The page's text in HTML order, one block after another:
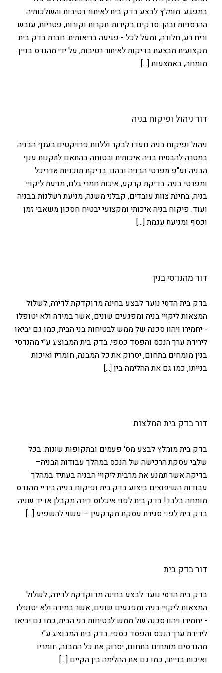
במפגע. מומלץ לבצע בדק בית לאיתור רטיבות והשלכותיה
ההרסניות ובהן: סדקים בקירות, תקרות וקורות, פטריות, עובש
וריח רע, חלודה, ומעל לכל - פגיעה בריאותית. חברת בדק בית
מקצועית מבצעת בדיקות לאיתור רטיבות, על ידי מהנדס בניין
מומחה, באמצעות [...]
דור ניהול ופיקוח בניה
ניהול ופיקוח בניה נועדו לבקר וללוות פרויקטים בענף הבניה
במטרה להבטיח בניה איכותית ובטוחה בהתאם לתקנות ענף
הבניה וע"פ מפרטי הבניה ובהם: בדיקת תוכניות אדריכל
ומפרטי בניה, בדיקת קרקע, איכות חמרי גלם, מניעת ליקויי
בניה, בחינת צוות עובדים, קבלני משנה, מניעת רשלנות בבניה
ועוד. פיקוח בניה איכותי ומקצועי יבטיח חסכון משאבי זמן
וכסף ומניעת עגמת [...]
דור מהנדסי בנין
בדק בית הדסי נועד לבצע בחינה מדוקדקת לדירה, לשלול
המצאות ליקויי בניה ומפגעים שונים, אשר במידה ולא יטופלו
- יחמירו ויהוו סכנה של ממש לבטיחות בני הבית, כמו גם יביאו
לירידת ערך הנכס והפסד כספי. בדק בית המבוצע ע"י מהנדסי
בנין מומחים בתחום, יסרוק את כל המבנה, חומריו ואיכות
בנייתו, כמו גם את ההלימה בין [...]
דור בדק בית המלצות
בדק בית מומלץ לבצע מס' פעמים ובתקופות שונות: בכל
שלבי עסקת הרכישה של הנכס במהלך עבודות הבניה–
בדיקה אשר תמנע את מרבית ליקויי הבניה בעתיד במהלך
עבודות השיפוצים ביצוע בדק בית ופיקוח בנייה בידיי מהנדס
מומחה בלבד! בדק בית לפני איכלוס דירה מקבלן או יד שניה
בדק בית לפני סגירת עסקת מקרקעין – עשוי להשפיע [...]
דור בדק בית
בדק בית הדסי נועד לבצע בחינה מדוקדקת לדירה, לשלול
המצאות ליקויי בניה ומפגעים שונים, אשר במידה ולא יטופלו
- יחמירו ויהוו סכנה של ממש לבטיחות בני הבית, כמו גם יביאו
לירידת ערך הנכס והפסד כספי. בדק בית המבוצע ע"י
מהנדסים מומחים בתחום, יסרוק את כל המבנה, חומריו
ואיכות בנייתו, כמו גם את ההלימה בין הקיים [...]